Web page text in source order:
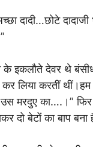
दादी…छोटे
के इकलौते देवर थे
लिया करतीं
मरदुए का….।” फिर
दो बेटों का बाप